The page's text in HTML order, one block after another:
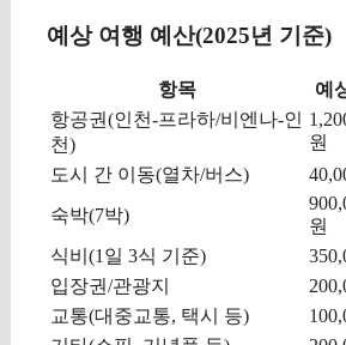
예상 여행 예산(2025년 기준)
항목
예
항공권(인천-프라하/비엔나-인
천)
원
도시 간 이동(열차/버스)
숙박(7박)
원
식비(1일 3식 기준)
입장권/관광지
교통(대중교통, 택시 등)